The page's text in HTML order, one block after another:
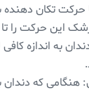
حرکت تکان
این حرکت را
به اندازه
که دندان